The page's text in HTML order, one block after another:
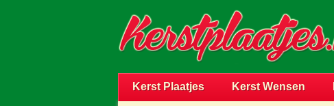
Kerst Plaatjes Kerst Wensen